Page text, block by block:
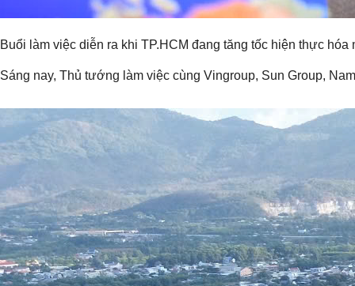
Buổi làm việc diễn ra khi TP.HCM đang tăng tốc hiện thực
Sáng nay, Thủ tướng làm việc cùng Vingroup, Sun Group,